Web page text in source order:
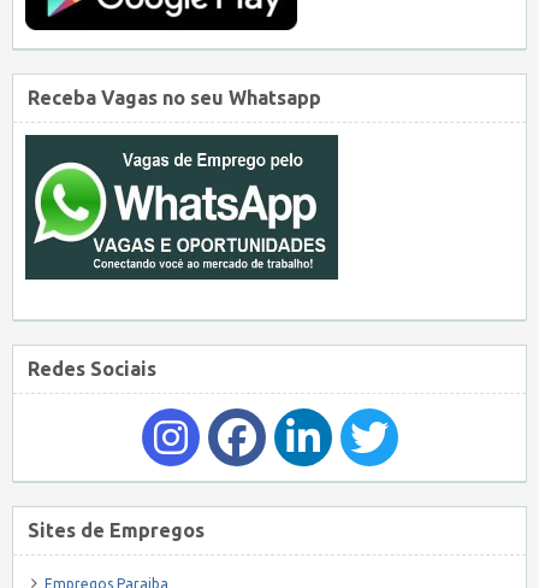
Receba Vagas no seu Whatsapp
Redes Sociais
Sites de Empregos
Empregos Paraiba